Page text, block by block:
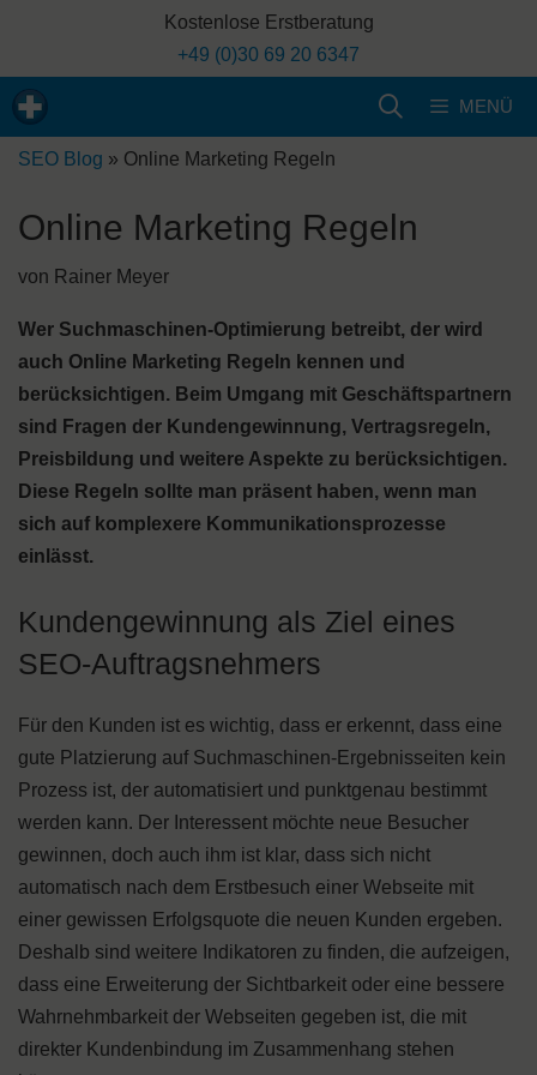
Kostenlose Erstberatung
+49 (0)30 69 20 6347
MENÜ
SEO Blog » Online Marketing Regeln
Online Marketing Regeln
von Rainer Meyer
Wer Suchmaschinen-Optimierung betreibt, der wird
auch Online Marketing Regeln kennen und
berücksichtigen. Beim Umgang mit Geschäftspartnern
sind Fragen der Kundengewinnung, Vertragsregeln,
Preisbildung und weitere Aspekte zu berücksichtigen.
Diese Regeln sollte man präsent haben, wenn man
sich auf komplexere Kommunikationsprozesse
einlässt.
Kundengewinnung als Ziel eines
SEO-Auftragsnehmers
Für den Kunden ist es wichtig, dass er erkennt, dass eine
gute Platzierung auf Suchmaschinen-Ergebnisseiten kein
Prozess ist, der automatisiert und punktgenau bestimmt
werden kann. Der Interessent möchte neue Besucher
gewinnen, doch auch ihm ist klar, dass sich nicht
automatisch nach dem Erstbesuch einer Webseite mit
einer gewissen Erfolgsquote die neuen Kunden ergeben.
Deshalb sind weitere Indikatoren zu finden, die aufzeigen,
dass eine Erweiterung der Sichtbarkeit oder eine bessere
Wahrnehmbarkeit der Webseiten gegeben ist, die mit
direkter Kundenbindung im Zusammenhang stehen